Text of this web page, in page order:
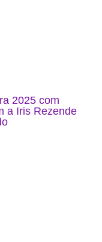
2025 com
a Iris Rezende